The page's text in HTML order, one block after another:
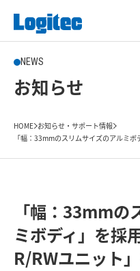
NEWS
お知らせ
HOME お知らせ・サポート情報
「幅：33mmのスリムサイズのアルミ
「幅：33mmの
ミボディ」を採
R/RWユニット